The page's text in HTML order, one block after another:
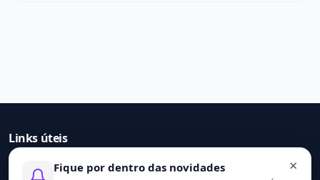
Links úteis
Início
×
Fique por dentro das novidades